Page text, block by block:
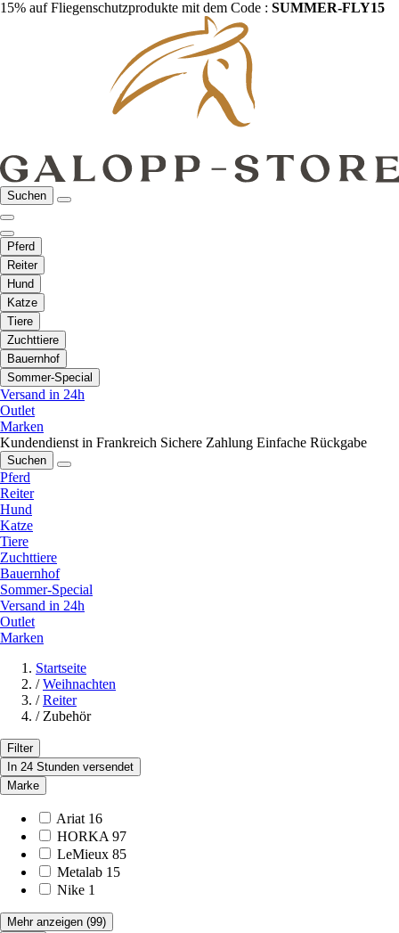
15% auf Fliegenschutzprodukte mit dem Code : SUMMER-FLY15
Suchen
Pferd
Reiter
Hund
Katze
Tiere
Zuchttiere
Bauernhof
Sommer-Special
Versand in 24h
Outlet
Marken
Kundendienst in Frankreich Sichere Zahlung Einfache Rückgabe
Suchen
Pferd
Reiter
Hund
Katze
Tiere
Zuchttiere
Bauernhof
Sommer-Special
Versand in 24h
Outlet
Marken
Startseite
/ Weihnachten
/ Reiter
/ Zubehör
Filter
In 24 Stunden versendet
Marke
Ariat 16
HORKA 97
LeMieux 85
Metalab 15
Nike 1
Mehr anzeigen (99)